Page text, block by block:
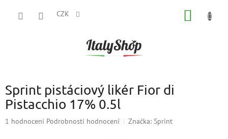
CZK
Sprint pistáciový likér Fior di
Pistacchio 17% 0.5l
Průměrné
1 hodnocení Podrobnosti hodnocení Značka: Sprint